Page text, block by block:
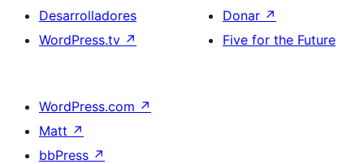
Desarrolladores
WordPress.tv ↗
Donar ↗
Five for the Future
WordPress.com ↗
Matt ↗
bbPress ↗